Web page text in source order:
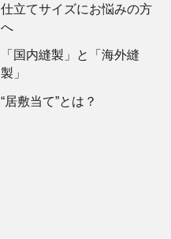
仕立てサイズにお悩みの方
へ
「国内縫製」と「海外縫
製」
“居敷当て”とは？